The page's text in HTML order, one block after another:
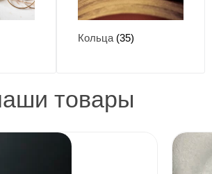
Кольца (35)
товары